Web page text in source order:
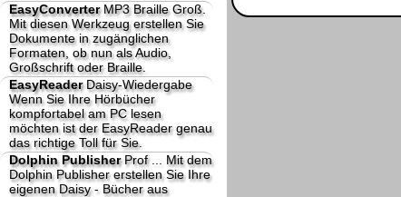
EasyConverterMP3 Braille Groß.
Mit diesen Werkzeug erstellen Sie
Dokumente in zugänglichen
Formaten, ob nun als Audio,
Großschrift oder Braille.
EasyReaderDaisy-Wiedergabe
Wenn Sie Ihre Hörbücher
kompfortabel am PC lesen
möchten ist der EasyReader genau
das richtige Toll für Sie.
Dolphin PublisherProf ...
Mit dem
Dolphin Publisher erstellen Sie Ihre
eigenen Daisy - Bücher aus